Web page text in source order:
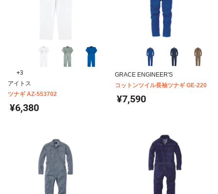
+3
アイトス
ツナギ AZ-553702
¥6,380
GRACE ENGINEER'S
コットンツイル長袖ツナギ GE-220
¥7,590